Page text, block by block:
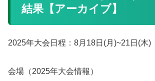
結果【アーカイブ】
2025年大会日程：8月18日(月)~21日(木)
会場（2025年大会情報）